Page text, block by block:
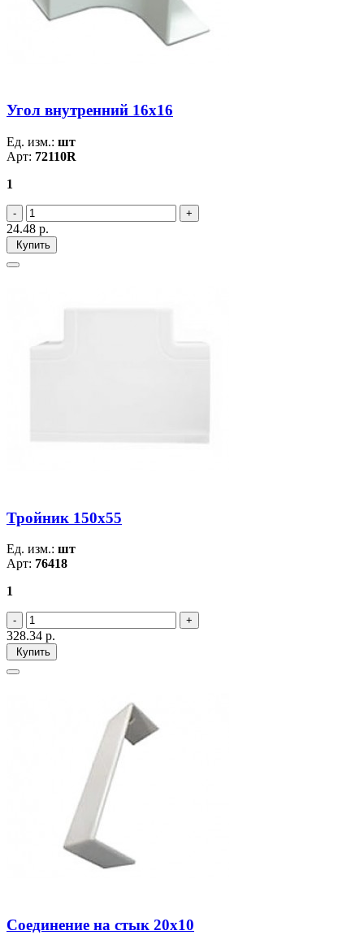
Угол внутренний 16х16
Ед. изм.: шт
Арт: 72110R
1
24.48 р.
Купить
Тройник 150х55
Ед. изм.: шт
Арт: 76418
1
328.34 р.
Купить
Соединение на стык 20х10